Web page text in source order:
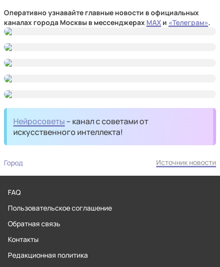
Оперативно узнавайте главные новости в официальных
каналах города Москвы в мессенджерах MAX и «Телеграм».
Нейросоветы – канал с советами от
искусственного интеллекта!
Город Источник новости
FAQ
Пользовательское соглашение
Обратная связь
Контакты
Редакционная политика